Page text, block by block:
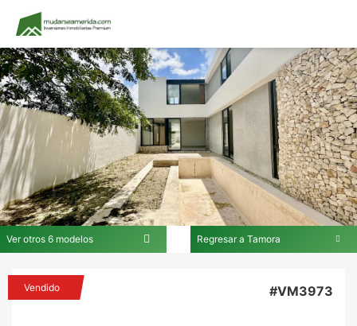
Ver otros 6 modelos Regresar a Tamora
Vendido
En Tamora
#VM3973